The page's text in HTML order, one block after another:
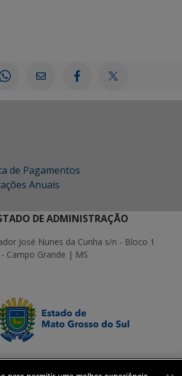
de Pagamentos
Anuais
DE ADMINISTRAÇÃO
José Nunes da Cunha s/n - Bloco 1
Campo Grande | MS